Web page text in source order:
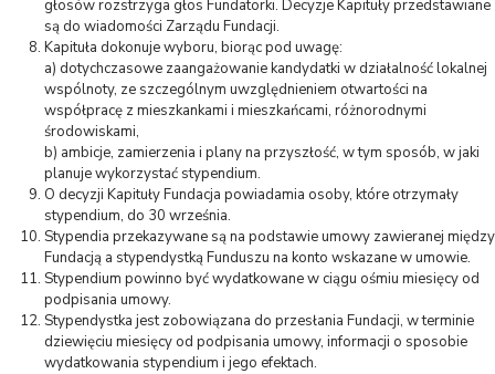
głosów rozstrzyga głos Fundatorki. Decyzje Kapituły przedstawiane
są do wiadomości Zarządu Fundacji.
Kapituła dokonuje wyboru, biorąc pod uwagę:
a) dotychczasowe zaangażowanie kandydatki w działalność lokalnej
wspólnoty, ze szczególnym uwzględnieniem otwartości na
współpracę z mieszkankami i mieszkańcami, różnorodnymi
środowiskami,
b) ambicje, zamierzenia i plany na przyszłość, w tym sposób, w jaki
planuje wykorzystać stypendium.
O decyzji Kapituły Fundacja powiadamia osoby, które otrzymały
stypendium, do 30 września.
Stypendia przekazywane są na podstawie umowy zawieranej między
Fundacją a stypendystką Funduszu na konto wskazane w umowie.
Stypendium powinno być wydatkowane w ciągu ośmiu miesięcy od
podpisania umowy.
Stypendystka jest zobowiązana do przesłania Fundacji, w terminie
dziewięciu miesięcy od podpisania umowy, informacji o sposobie
wydatkowania stypendium i jego efektach.